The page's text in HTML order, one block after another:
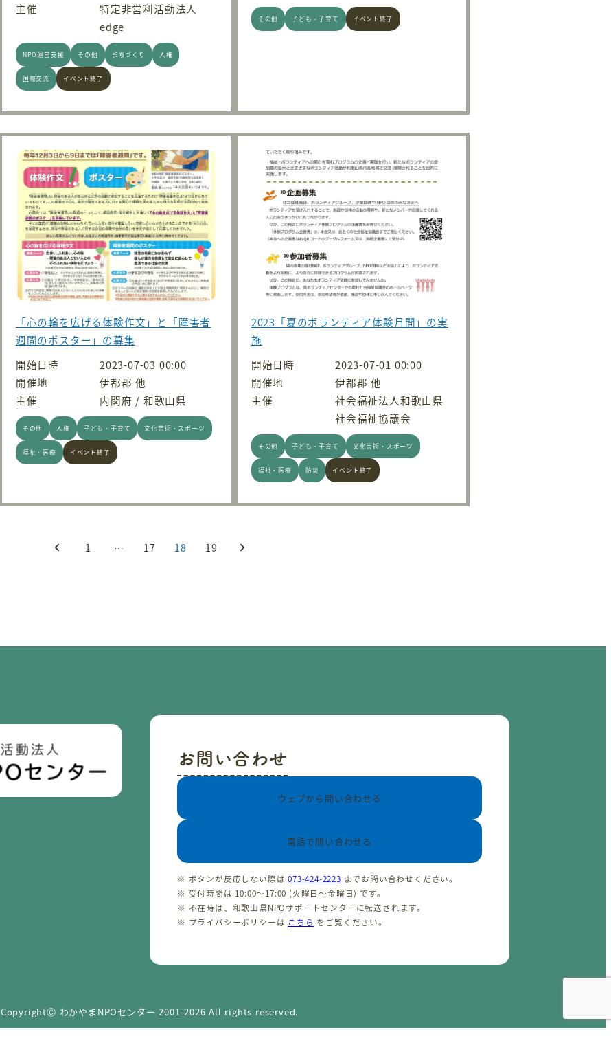
主催
特定非営利活動法人
edge
NPO運営支援 その他 まちづくり 人権
国際交流 イベント終了
その他 子ども・子育て イベント終了
「心の輪を広げる体験作文」と「障害者
週間のポスター」の募集
開始日時
2023-07-03 00:00
開催地
伊都郡 他
主催
内閣府 / 和歌山県
その他 人権 子ども・子育て 文化芸術・スポーツ
福祉・医療 イベント終了
2023「夏のボランティア体験月間」の実
施
開始日時
2023-07-01 00:00
開催地
伊都郡 他
主催
社会福祉法人和歌山県
社会福祉協議会
その他 子ども・子育て 文化芸術・スポーツ
福祉・医療 防災 イベント終了
1 … 17 18 19
お問い合わせ
ウェブから問い合わせる
電話で問い合わせる
※ ボタンが反応しない際は073-424-2223 までお問い合わせください。
※ 受付時間は 10:00〜17:00 (火曜日〜金曜日) です。
※ 不在時は、和歌山県NPOサポートセンターに転送されます。
※ プライバシーポリシーは こちら をご覧ください。
CopyrightⒸ わかやまNPOセンター 2001-2026 All rights reserved.